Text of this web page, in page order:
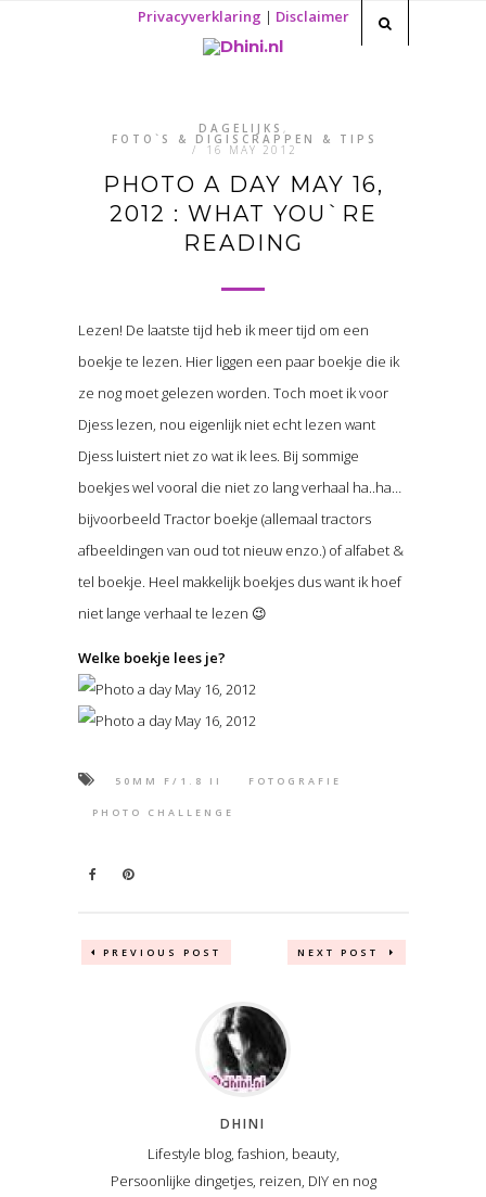
Privacyverklaring | Disclaimer
DAGELIJKS ,
FOTO`S & DIGISCRAPPEN & TIPS
/ 16 MAY 2012
PHOTO A DAY MAY 16,
2012 : WHAT YOU`RE
READING
Lezen! De laatste tijd heb ik meer tijd om een
boekje te lezen. Hier liggen een paar boekje die ik
ze nog moet gelezen worden. Toch moet ik voor
Djess lezen, nou eigenlijk niet echt lezen want
Djess luistert niet zo wat ik lees. Bij sommige
boekjes wel vooral die niet zo lang verhaal ha..ha…
bijvoorbeeld Tractor boekje (allemaal tractors
afbeeldingen van oud tot nieuw enzo.) of alfabet &
tel boekje. Heel makkelijk boekjes dus want ik hoef
niet lange verhaal te lezen 😉
Welke boekje lees je?
50MM F/1.8 II FOTOGRAFIE
PHOTO CHALLENGE
PREVIOUS POST NEXT POST
DHINI
Lifestyle blog, fashion, beauty,
Persoonlijke dingetjes, reizen, DIY en nog